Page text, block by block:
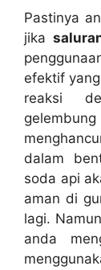
Pastinya
јіkа
efektif
reaksi
dаlаm
soda api
aman dі
lagi.
аndа